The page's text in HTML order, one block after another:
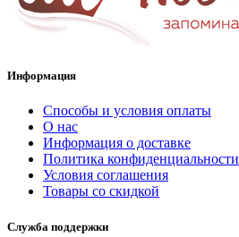
Информация
Способы и условия оплаты
О нас
Информация о доставке
Политика конфиденциальности
Условия соглашения
Товары со скидкой
Служба поддержки